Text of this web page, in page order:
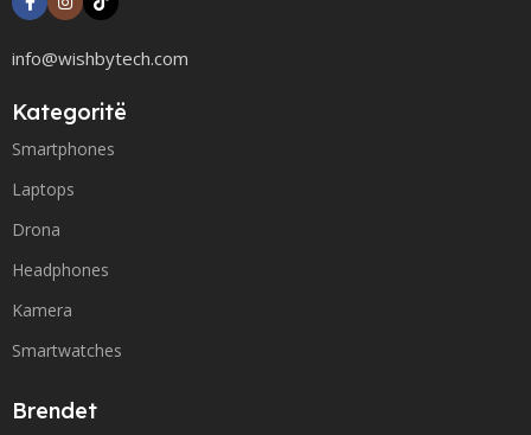
info@wishbytech.com
Kategoritë
Smartphones
Laptops
Drona
Headphones
Kamera
Smartwatches
Brendet